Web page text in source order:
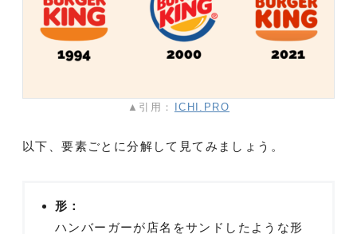
▲引用： ICHI.PRO
以下、要素ごとに分解して見てみましょう。
形：
ハンバーガーが店名をサンドしたような形